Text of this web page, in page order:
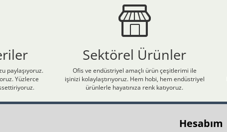
paylaşıyoruz.
Yüzlerce
Sektörel Ürünler
Ofis ve endüstriyel amaçlı ürün çeşitlerimi ile
işinizi kolaylaştırıyoruz. Hem hobi, hem endüstriyel
ürünlerle hayatınıza renk katıyoruz.
Hesabım